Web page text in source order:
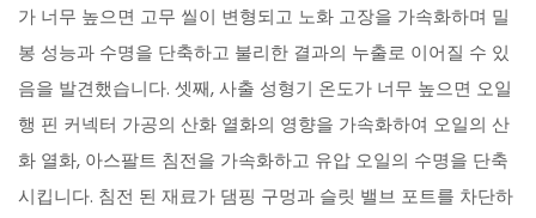
가 너무 높으면 고무 씰이 변형되고 노화 고장을 가속화하며 밀
봉 성능과 수명을 단축하고 불리한 결과의 누출로 이어질 수 있
음을 발견했습니다. 셋째, 사출 성형기 온도가 너무 높으면 오일
행 핀 커넥터 가공의 산화 열화의 영향을 가속화하여 오일의 산
화 열화, 아스팔트 침전을 가속화하고 유압 오일의 수명을 단축
시킵니다. 침전 된 재료가 댐핑 구멍과 슬릿 밸브 포트를 차단하